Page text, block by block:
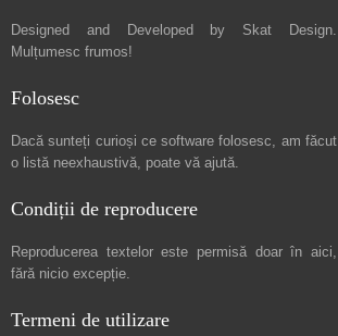
Designed and Developed by Skat Design.
Mulțumesc frumos!
Folosesc
Dacă sunteți curioși ce software folosesc, am făcut
o listă neexhaustivă, poate vă ajută.
Condiții de reproducere
Reproducerea textelor este permisă doar în aici,
fără nicio excepție.
Termeni de utilizare